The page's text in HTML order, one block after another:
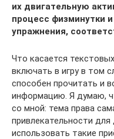
их двигательную
процесс физминутки
упражнения,
Что касается
включать в игру в том
способен прочитать и
информацию. Я думаю,
со мной: тема права
привлекательности
использовать такие